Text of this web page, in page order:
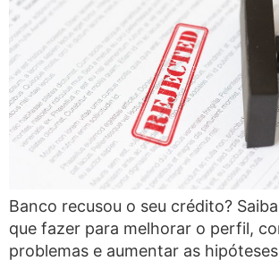
Banco recusou o seu crédito?
que fazer para melhorar o perfil,
problemas e aumentar as